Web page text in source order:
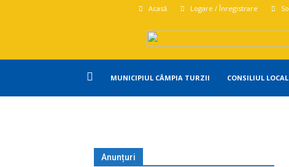
Acasă Logare / Înregistrare
Primăria
Turzii
MUNICIPIUL CÂMPIA TURZII CONSILIUL LOCAL
Anunțuri